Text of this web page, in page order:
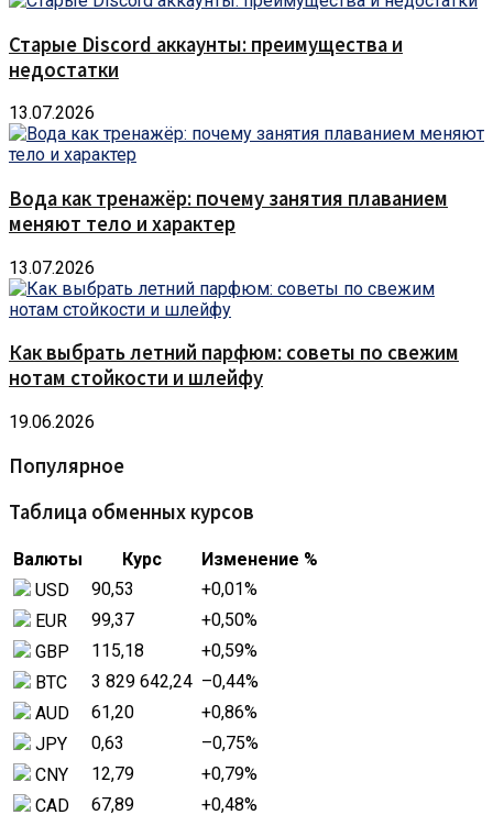
Старые Discord аккаунты: преимущества и
недостатки
13.07.2026
Вода как тренажёр: почему занятия плаванием
меняют тело и характер
13.07.2026
Как выбрать летний парфюм: советы по свежим
нотам стойкости и шлейфу
19.06.2026
Популярное
Таблица обменных курсов
Валюты Курс
Изменение %
USD
90,53 +0,01%
EUR
99,37 +0,50%
GBP
115,18 +0,59%
BTC
3 829 642,24 –0,44%
AUD
61,20 +0,86%
JPY
0,63 –0,75%
CNY
12,79 +0,79%
CAD
67,89 +0,48%